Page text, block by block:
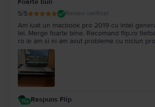
Foarte bun
5/5 Review verificat
Am luat un macbook pro 2019 cu intel
lei. Merge foarte bine. Recomand flip.ro
ro le am si ni am avut probleme cu niciun
Raspuns Flip